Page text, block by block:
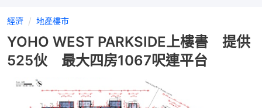
經濟 地產樓市
YOHO WEST PARKSIDE上樓書 提供
525伙 最大四房1067呎連平台